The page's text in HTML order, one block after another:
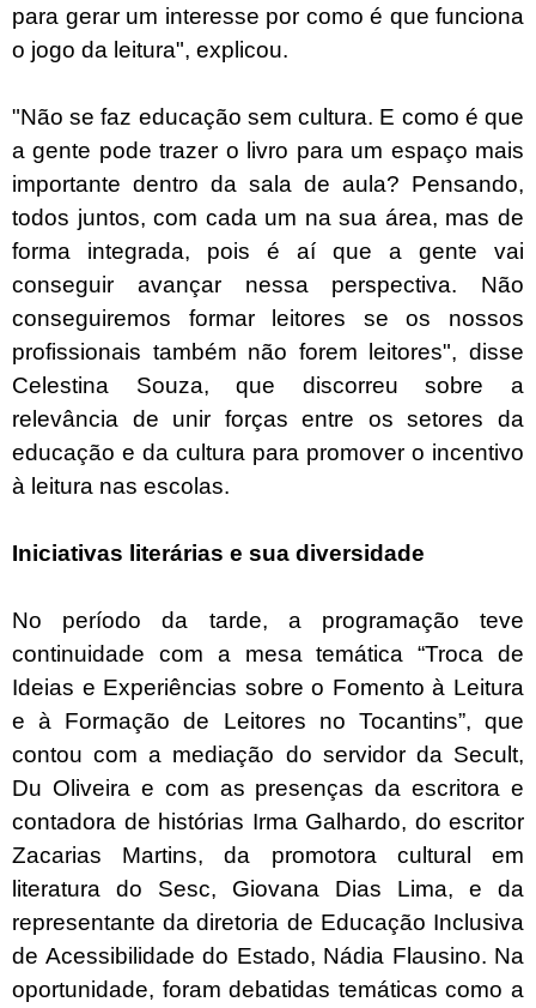
para gerar um interesse por como é que funciona
o jogo da leitura", explicou.
"Não se faz educação sem cultura. E como é que
a gente pode trazer o livro para um espaço mais
importante dentro da sala de aula? Pensando,
todos juntos, com cada um na sua área, mas de
forma integrada, pois é aí que a gente vai
conseguir avançar nessa perspectiva. Não
conseguiremos formar leitores se os nossos
profissionais também não forem leitores", disse
Celestina Souza, que discorreu sobre a
relevância de unir forças entre os setores da
educação e da cultura para promover o incentivo
à leitura nas escolas.
Iniciativas literárias e sua diversidade
No período da tarde, a programação teve
continuidade com a mesa temática “Troca de
Ideias e Experiências sobre o Fomento à Leitura
e à Formação de Leitores no Tocantins”, que
contou com a mediação do servidor da Secult,
Du Oliveira e com as presenças da escritora e
contadora de histórias Irma Galhardo, do escritor
Zacarias Martins, da promotora cultural em
literatura do Sesc, Giovana Dias Lima, e da
representante da diretoria de Educação Inclusiva
de Acessibilidade do Estado, Nádia Flausino. Na
oportunidade, foram debatidas temáticas como a